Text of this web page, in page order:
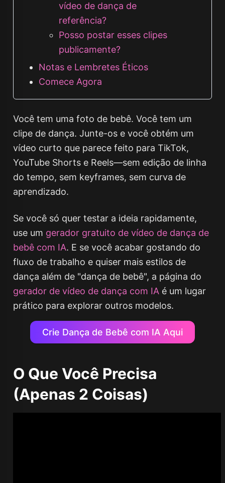
vídeo de dança de
referência?
Posso postar esses clipes
publicamente?
Notas e Lembretes Éticos
Comece Agora
Você tem uma foto de bebê. Você tem um
clipe de dança. Junte-os e você obtém um
vídeo curto que parece feito para TikTok,
YouTube Shorts e Reels—sem edição de linha
do tempo, sem keyframes, sem curva de
aprendizado.
Se você só quer testar a ideia rapidamente,
use um gerador gratuito de vídeo de dança de
bebê com IA. E se você acabar gostando do
fluxo de trabalho e quiser mais estilos de
dança além de "dança de bebê", a página do
gerador de vídeo de dança com IAé um lugar
prático para explorar outros modelos.
Crie Dança de Bebê com IA Aqui
O Que Você Precisa
(Apenas 2 Coisas)